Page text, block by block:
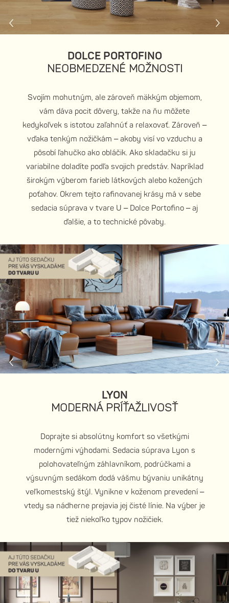
DOLCE PORTOFINO
NEOBMEDZENÉ MOŽNOSTI
Svojím mohutným, ale zároveň mäkkým objemom,
vám dáva pocit dôvery, takže na ňu môžete
kedykoľvek s istotou zaľahnúť a relaxovať. Zároveň –
vďaka tenkým nožičkám – akoby visí vo vzduchu a
pôsobí ľahučko ako obláčik. Ako skladačku si ju
variabilne doladíte podľa svojich predstáv. Napríklad
širokým výberom farieb látkových alebo kožených
poťahov. Okrem tejto rafinovanej krásy má v sebe
sedacia súprava v tvare U – Dolce Portofino – aj
ďalšie, a to technické pôvaby.
LYON
MODERNÁ PRÍŤAŽLIVOSŤ
Doprajte si absolútny komfort so všetkými
modernými výhodami. Sedacia súprava Lyon s
polohovateľným záhlavníkom, podrúčkami a
výsuvným sedákom dodá vášmu bývaniu unikátny
veľkomestský štýl. Vynikne v koženom prevedení –
vtedy sa nádherne prejavia jej čisté línie. Na výber je
tiež niekoľko typov nožičiek.